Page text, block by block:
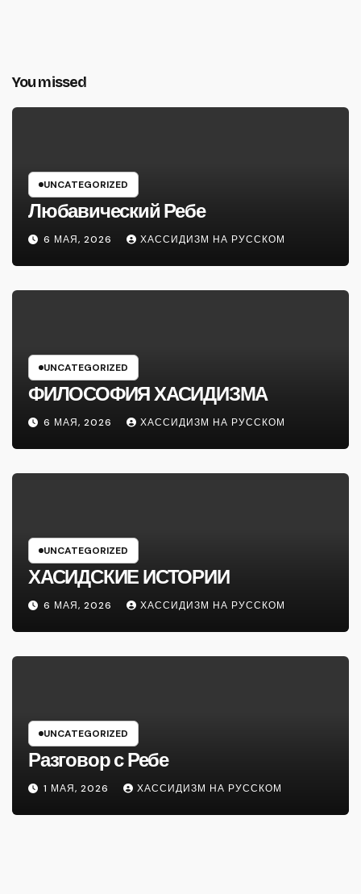
You missed
UNCATEGORIZED
Любавический Ребе
6 МАЯ, 2026 ХАССИДИЗМ НА РУССКОМ
UNCATEGORIZED
ФИЛОСОФИЯ ХАСИДИЗМА
6 МАЯ, 2026 ХАССИДИЗМ НА РУССКОМ
UNCATEGORIZED
ХАСИДСКИЕ ИСТОРИИ
6 МАЯ, 2026 ХАССИДИЗМ НА РУССКОМ
UNCATEGORIZED
Разговор с Ребе
1 МАЯ, 2026 ХАССИДИЗМ НА РУССКОМ